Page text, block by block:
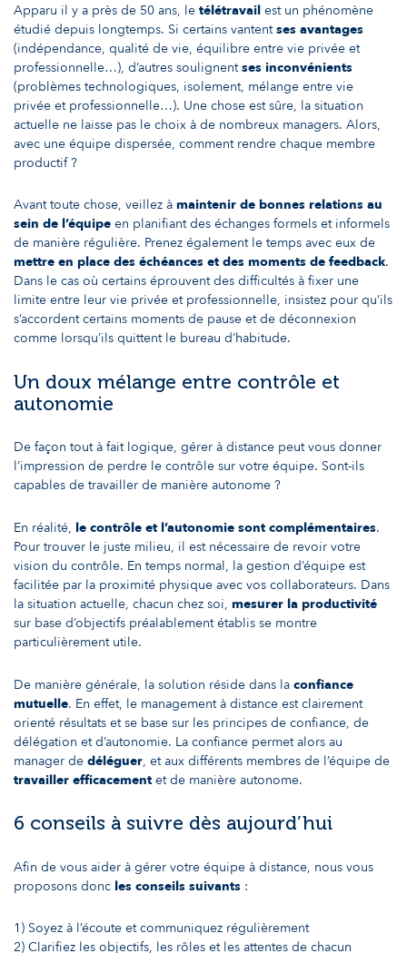
Apparu il y a près de 50 ans, le télétravail est un phénomène
étudié depuis longtemps. Si certains vantentses avantages
(indépendance, qualité de vie, équilibre entre vie privée et
professionnelle…), d’autres soulignentses inconvénients
(problèmes technologiques, isolement, mélange entre vie
privée et professionnelle…). Une chose est sûre, la situation
actuelle ne laisse pas le choix à de nombreux managers. Alors,
avec une équipe dispersée, comment rendre chaque membre
productif ?
Avant toute chose, veillez à maintenir de bonnes relations au
sein de l’équipe en planifiant des échanges formels et informels
de manière régulière. Prenez également le temps avec eux de
mettre en place des échéances et des moments de feedback.
Dans le cas où certains éprouvent des difficultés à fixer une
limite entre leur vie privée et professionnelle, insistez pour qu’ils
s’accordent certains moments de pause et de déconnexion
comme lorsqu’ils quittent le bureau d’habitude.
Un doux mélange entre contrôle et
autonomie
De façon tout à fait logique, gérer à distance peut vous donner
l’impression de perdre le contrôle sur votre équipe. Sont-ils
capables de travailler de manière autonome ?
En réalité, le contrôle et l’autonomie sont complémentaires.
Pour trouver le juste milieu, il est nécessaire de revoir votre
vision du contrôle. En temps normal, la gestion d’équipe est
facilitée par la proximité physique avec vos collaborateurs. Dans
la situation actuelle, chacun chez soi, mesurer la productivité
sur base d’objectifs préalablement établis se montre
particulièrement utile.
De manière générale, la solution réside dans la confiance
mutuelle. En effet, le management à distance est clairement
orienté résultats et se base sur les principes de confiance, de
délégation et d’autonomie. La confiance permet alors au
manager de déléguer, et aux différents membres de l’équipe de
travailler efficacement et de manière autonome.
6 conseils à suivre dès aujourd’hui
Afin de vous aider à gérer votre équipe à distance, nous vous
proposons donc les conseils suivants :
1) Soyez à l’écoute et communiquez régulièrement
2) Clarifiez les objectifs, les rôles et les attentes de chacun